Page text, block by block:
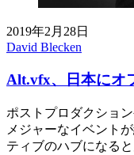
2019年2月28日
David Blecken
Alt.vfx、日本にオ
ポストプロダクショ
メジャーなイベント
ティブのハブになると